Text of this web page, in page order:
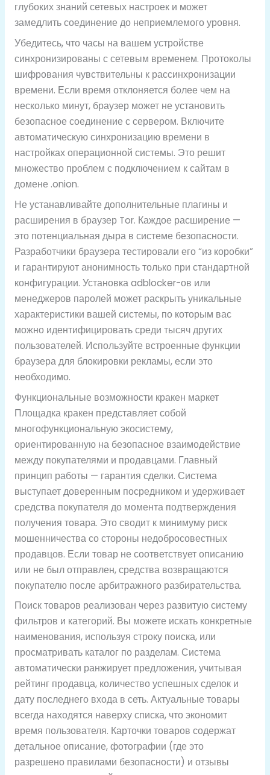
глубоких знаний сетевых настроек и может
замедлить соединение до неприемлемого уровня.
Убедитесь, что часы на вашем устройстве
синхронизированы с сетевым временем. Протоколы
шифрования чувствительны к рассинхронизации
времени. Если время отклоняется более чем на
несколько минут, браузер может не установить
безопасное соединение с сервером. Включите
автоматическую синхронизацию времени в
настройках операционной системы. Это решит
множество проблем с подключением к сайтам в
домене .onion.
Не устанавливайте дополнительные плагины и
расширения в браузер Tor. Каждое расширение —
это потенциальная дыра в системе безопасности.
Разработчики браузера тестировали его “из коробки”
и гарантируют анонимность только при стандартной
конфигурации. Установка adblocker-ов или
менеджеров паролей может раскрыть уникальные
характеристики вашей системы, по которым вас
можно идентифицировать среди тысяч других
пользователей. Используйте встроенные функции
браузера для блокировки рекламы, если это
необходимо.
Функциональные возможности кракен маркет
Площадка кракен представляет собой
многофункциональную экосистему,
ориентированную на безопасное взаимодействие
между покупателями и продавцами. Главный
принцип работы — гарантия сделки. Система
выступает доверенным посредником и удерживает
средства покупателя до момента подтверждения
получения товара. Это сводит к минимуму риск
мошенничества со стороны недобросовестных
продавцов. Если товар не соответствует описанию
или не был отправлен, средства возвращаются
покупателю после арбитражного разбирательства.
Поиск товаров реализован через развитую систему
фильтров и категорий. Вы можете искать конкретные
наименования, используя строку поиска, или
просматривать каталог по разделам. Система
автоматически ранжирует предложения, учитывая
рейтинг продавца, количество успешных сделок и
дату последнего входа в сеть. Актуальные товары
всегда находятся наверху списка, что экономит
время пользователя. Карточки товаров содержат
детальное описание, фотографии (где это
разрешено правилами безопасности) и отзывы